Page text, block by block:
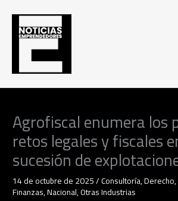
contenido
Agrofiscal enumera los
retos legales y fiscales
sucesión de
14 de octubre de 2025/Consultoría,Derecho,
Finanzas,Nacional,Otras Industrias